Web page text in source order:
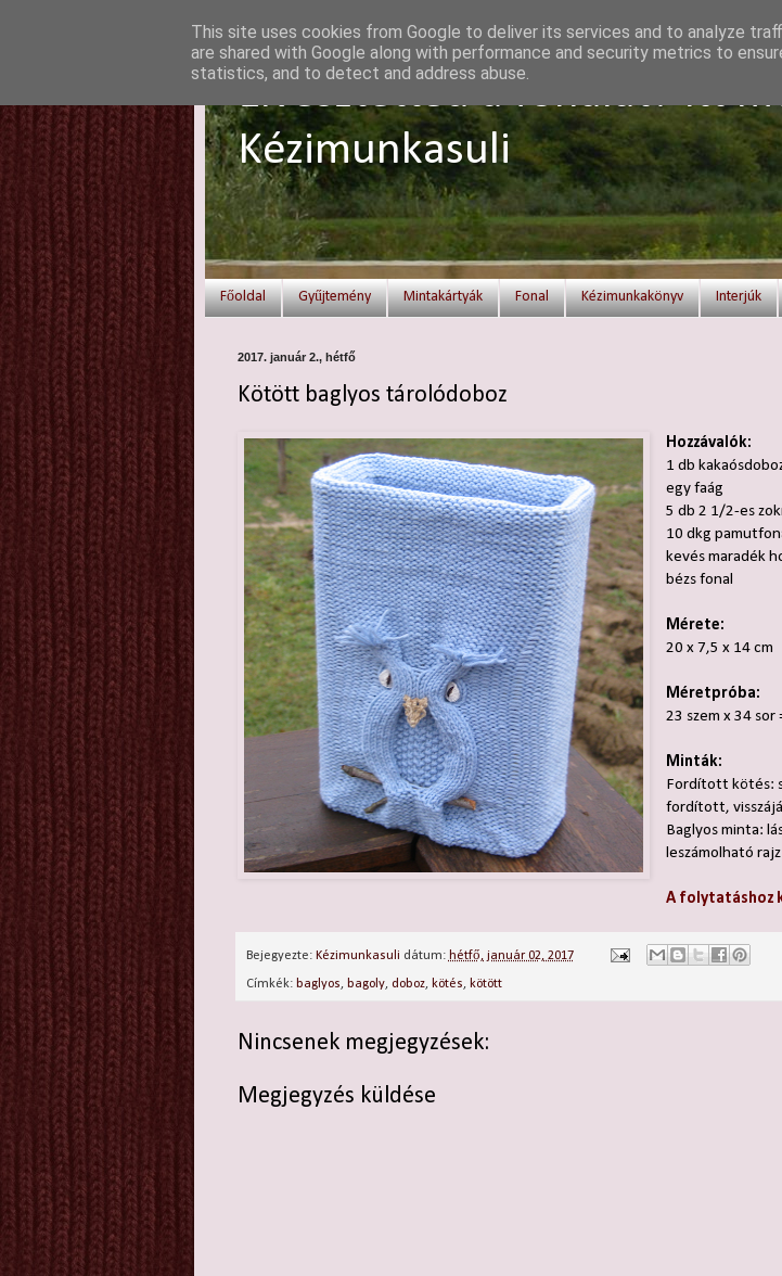
Elvesztetted a fonalat? Itt
Kézimunkasuli
Főoldal Gyűjtemény Mintakártyák Fonal Kézimunkakönyv Interjúk
2017. január 2., hétfő
Kötött baglyos tárolódoboz
Hozzávalók:
1 db
egy faág
5 db 2 1/2-es
10 dkg
kevés maradék
bézs fonal
Mérete:
20 x 7,5 x 14 cm
Méretpróba:
23 szem x 34 sor
Minták:
Fordított kötés:
fordított,
Baglyos minta:
leszámolható rajz
A folytatáshoz
Bejegyezte: Kézimunkasuli dátum: hétfő, január 02, 2017
Címkék: baglyos, bagoly, doboz, kötés, kötött
Nincsenek megjegyzések:
Megjegyzés küldése
This site uses cookies from Google to deliver its services and to analyze
are shared with Google along with performance and security metrics to
statistics, and to detect and address abuse.